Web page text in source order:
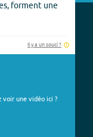
forment une
Il y a un souci ?
voir une vidéo ici ?